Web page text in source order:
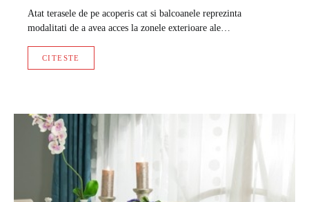
Atat terasele de pe acoperis cat si balcoanele reprezinta
modalitati de a avea acces la zonele exterioare ale…
CITESTE